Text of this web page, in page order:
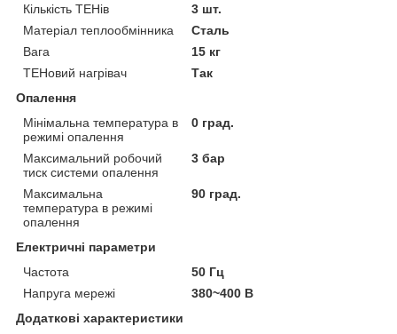
Кількість ТЕНів
3 шт.
Матеріал теплообмінника
Сталь
Вага
15 кг
ТЕНовий нагрівач
Так
Опалення
Мінімальна температура в
режимі опалення
0 град.
Максимальний робочий
тиск системи опалення
3 бар
Максимальна
температура в режимі
опалення
90 град.
Електричні параметри
Частота
50 Гц
Напруга мережі
380~400 В
Додаткові характеристики